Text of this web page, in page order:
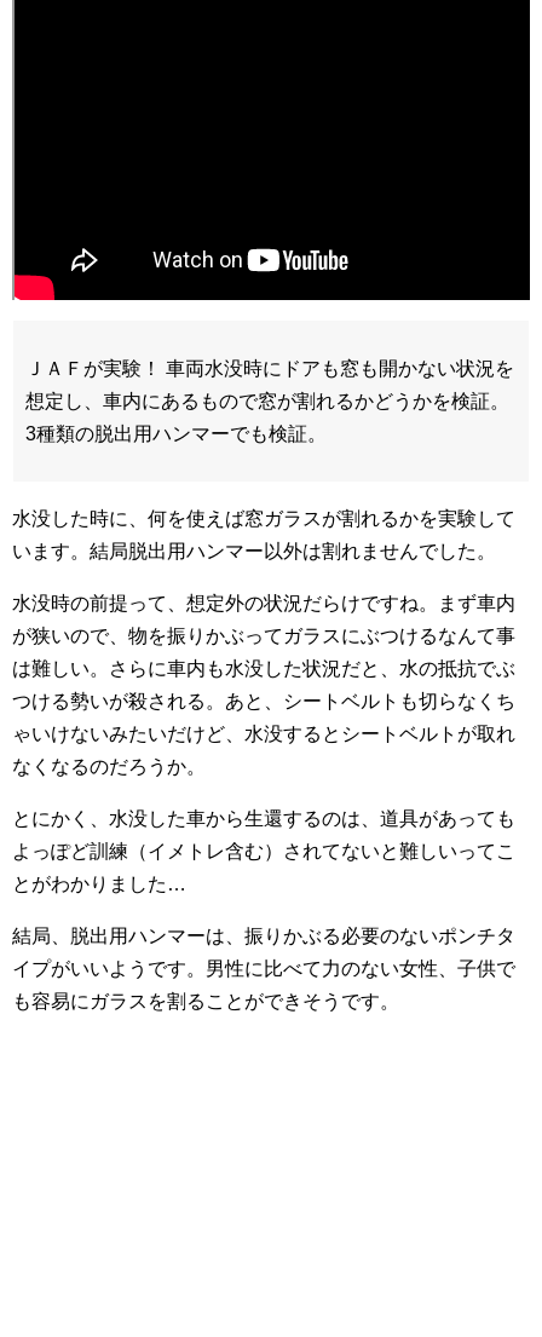
ＪＡＦが実験！
車両水没時にドアも窓も開かない状況を
想定し、車内にあるもので窓が割れるかどうかを­検証。
3種類の脱出用ハンマーでも検証。
水没した時に、何を使えば窓ガラスが割れるかを実験して
います。結局脱出用ハンマー以外は割れませんでした。
水没時の前提って、想定外の状況だらけですね。まず車内
が狭いので、物を振りかぶってガラスにぶつけるなんて事
は難しい。さらに車内も水没した状況だと、水の抵抗でぶ
つける勢いが殺される。あと、シートベルトも切らなくち
ゃいけないみたいだけど、水没するとシートベルトが取れ
なくなるのだろうか。
とにかく、水没した車から生還するのは、道具があっても
よっぽど訓練（イメトレ含む）されてないと難しいってこ
とがわかりました…
結局、脱出用ハンマーは、振りかぶる必要のないポンチタ
イプがいいようです。男性に比べて力のない女性、子供で
も容易にガラスを割ることができそうです。